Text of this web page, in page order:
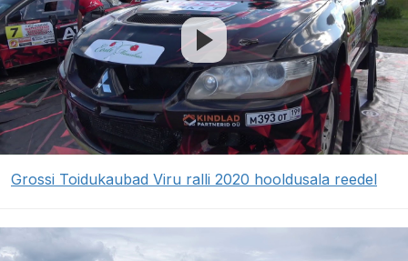
Grossi Toidukaubad Viru ralli 2020 hooldusala reedel